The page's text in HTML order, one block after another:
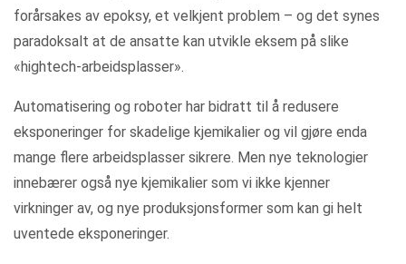
forårsakes av epoksy, et velkjent problem – og det synes
paradoksalt at de ansatte kan utvikle eksem på slike
«hightech-arbeidsplasser».
Automatisering og roboter har bidratt til å redusere
eksponeringer for skadelige kjemikalier og vil gjøre enda
mange flere arbeidsplasser sikrere. Men nye teknologier
innebærer også nye kjemikalier som vi ikke kjenner
virkninger av, og nye produksjonsformer som kan gi helt
uventede eksponeringer.